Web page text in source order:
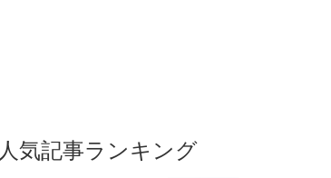
人気記事ランキング